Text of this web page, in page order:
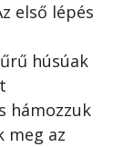
első lépés
húsúak
hámozzuk
meg az